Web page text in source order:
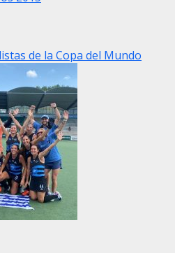
de la Copa del Mundo